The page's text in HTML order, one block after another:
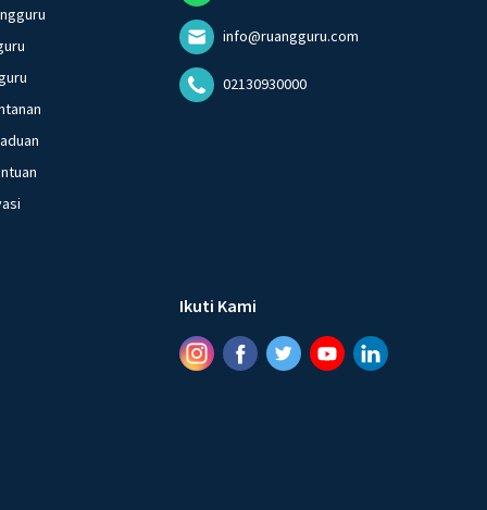
info@ruangguru.com
02130930000
Ikuti Kami